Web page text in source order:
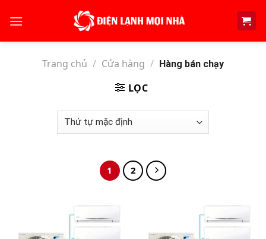
Trang chủ / Cửa hàng / Hàng bán chạy
LỌC
1 2